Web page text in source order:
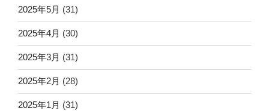
2025年5月 (31)
2025年4月 (30)
2025年3月 (31)
2025年2月 (28)
2025年1月 (31)